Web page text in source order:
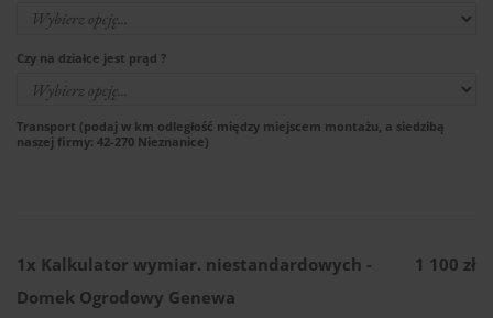
Czy na działce jest prąd ?
Transport (podaj w km odległość między miejscem montażu, a siedzibą
naszej firmy: 42-270 Nieznanice)
1x Kalkulator wymiar. niestandardowych -
Domek Ogrodowy Genewa
1 100 zł